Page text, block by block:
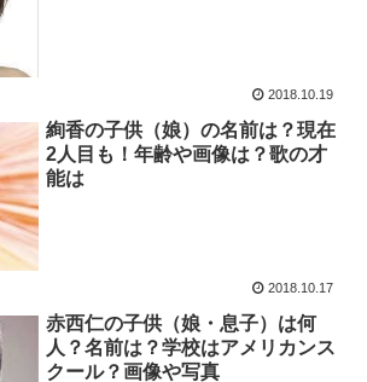
2018.10.19
絢香の子供（娘）の名前は？現在
2人目も！年齢や画像は？歌の才
能は
2018.10.17
赤西仁の子供（娘・息子）は何
人？名前は？学校はアメリカンス
クール？画像や写真